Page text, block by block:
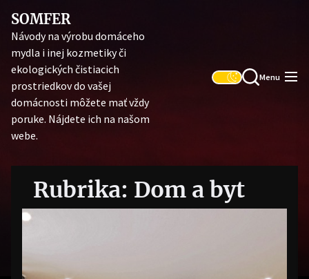
the
content
SOMFER
Návody na výrobu domáceho
mydla i inej kozmetiky či
ekologických čistiacich
prostriedkov do vašej
domácnosti môžete mať vždy
poruke. Nájdete ich na našom
webe.
Menu
Rubrika: Dom a byt